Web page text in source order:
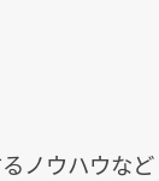
ノウハウなど